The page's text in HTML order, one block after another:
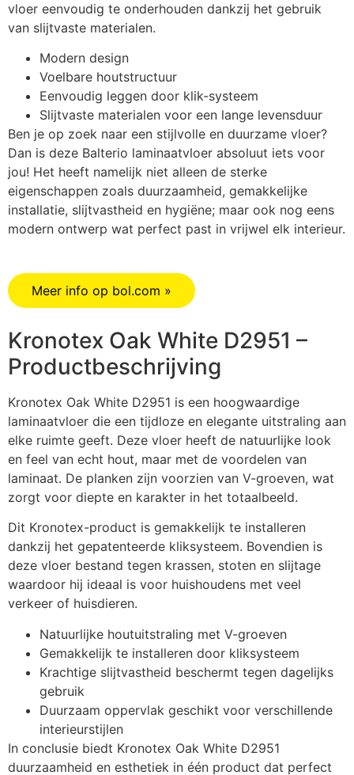
vloer eenvoudig te onderhouden dankzij het gebruik
van slijtvaste materialen.
Modern design
Voelbare houtstructuur
Eenvoudig leggen door klik-systeem
Slijtvaste materialen voor een lange levensduur
Ben je op zoek naar een stijlvolle en duurzame vloer?
Dan is deze Balterio laminaatvloer absoluut iets voor
jou! Het heeft namelijk niet alleen de sterke
eigenschappen zoals duurzaamheid, gemakkelijke
installatie, slijtvastheid en hygiëne; maar ook nog eens
modern ontwerp wat perfect past in vrijwel elk interieur.
Meer info op bol.com »
Kronotex Oak White D2951 –
Productbeschrijving
Kronotex Oak White D2951 is een hoogwaardige
laminaatvloer die een tijdloze en elegante uitstraling aan
elke ruimte geeft. Deze vloer heeft de natuurlijke look
en feel van echt hout, maar met de voordelen van
laminaat. De planken zijn voorzien van V-groeven, wat
zorgt voor diepte en karakter in het totaalbeeld.
Dit Kronotex-product is gemakkelijk te installeren
dankzij het gepatenteerde kliksysteem. Bovendien is
deze vloer bestand tegen krassen, stoten en slijtage
waardoor hij ideaal is voor huishoudens met veel
verkeer of huisdieren.
Natuurlijke houtuitstraling met V-groeven
Gemakkelijk te installeren door kliksysteem
Krachtige slijtvastheid beschermt tegen dagelijks
gebruik
Duurzaam oppervlak geschikt voor verschillende
interieurstijlen
In conclusie biedt Kronotex Oak White D2951
duurzaamheid en esthetiek in één product dat perfect